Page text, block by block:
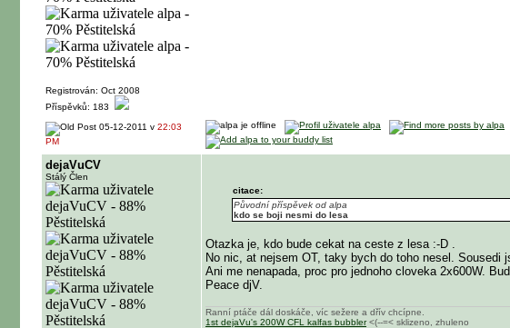
Registrován: Oct 2008
Příspěvků: 183
05-12-2011 v 22:03
PM
dejaVuCV
Stálý Člen
citace:
Původní příspěvek od alpa
kdo se boji nesmi do lesa
Otazka je, kdo bude cekat na ceste z lesa :-D .
No nic, at nejsem OT, taky bych do toho nesel.
Ani me nenapada, proc pro jednoho cloveka 2x600W.
Peace djV.
Ranní ptáče dál doskáče, víc sežere a dřív chcípne.
1st dejaVu's 200W CFL kalfas bubbler<(--=< sklizeno, zhuleno